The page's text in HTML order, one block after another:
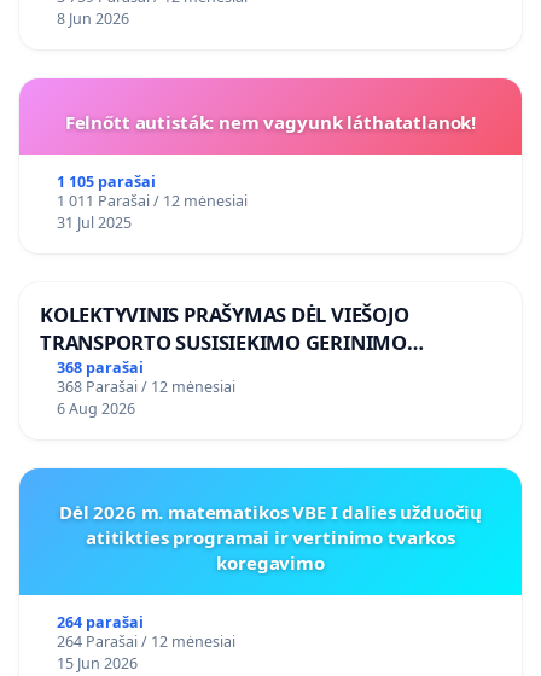
8 Jun 2026
Felnőtt autisták: nem vagyunk láthatatlanok!
1 105 parašai
1 011 Parašai / 12 mėnesiai
31 Jul 2025
KOLEKTYVINIS PRAŠYMAS DĖL VIEŠOJO
TRANSPORTO SUSISIEKIMO GERINIMO
VOSYLIUKŲ KAIME
368 parašai
368 Parašai / 12 mėnesiai
6 Aug 2026
Dėl 2026 m. matematikos VBE I dalies užduočių
atitikties programai ir vertinimo tvarkos
koregavimo
264 parašai
264 Parašai / 12 mėnesiai
15 Jun 2026